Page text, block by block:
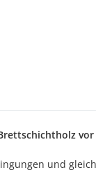
vor
und